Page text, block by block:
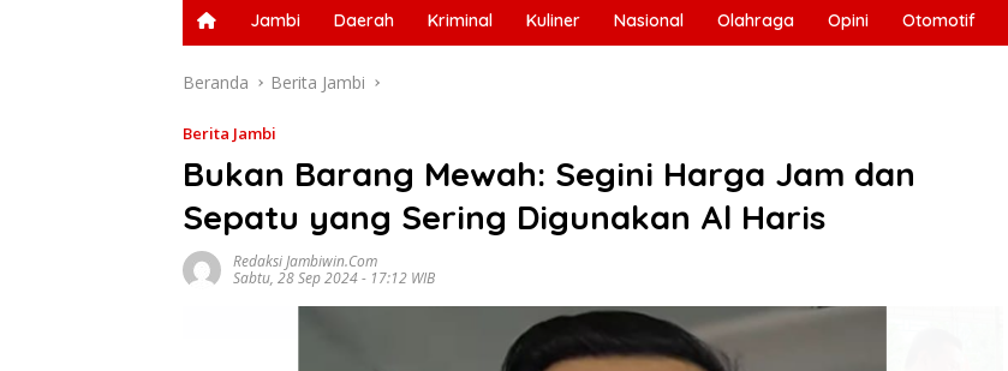
Jambi Daerah Kriminal Kuliner Nasional Olahraga Opini Otomotif
Beranda Berita Jambi
Berita Jambi
Bukan Barang Mewah: Segini Harga Jam dan
Sepatu yang Sering Digunakan Al Haris
Redaksi Jambiwin.com
Sabtu, 28 Sep 2024 - 17:12 WIB